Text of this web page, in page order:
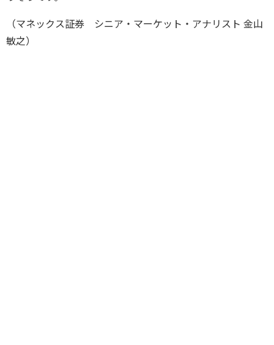
（マネックス証券 シニア・マーケット・アナリスト 金山
敏之）